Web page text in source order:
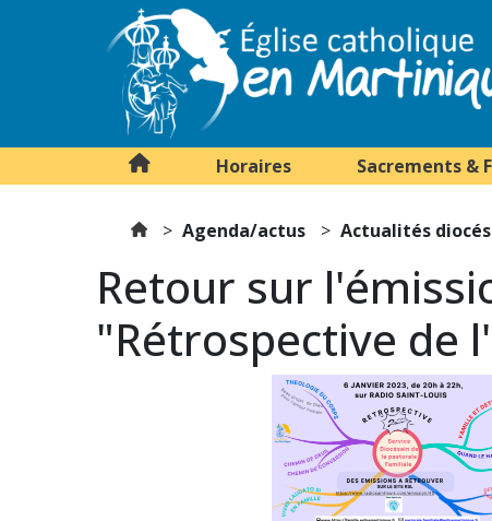
Horaires Sacrements &
Agenda/actus Actualités
Retour sur
"Rétrospective de